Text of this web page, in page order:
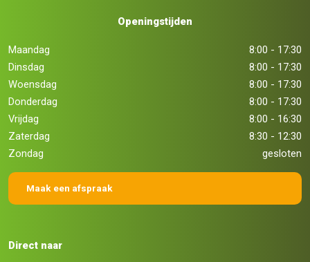
Openingstijden
Maandag
8:00 - 17:30
Dinsdag
8:00 - 17:30
Woensdag
8:00 - 17:30
Donderdag
8:00 - 17:30
Vrijdag
8:00 - 16:30
Zaterdag
8:30 - 12:30
Zondag
gesloten
Maak een afspraak
Direct naar